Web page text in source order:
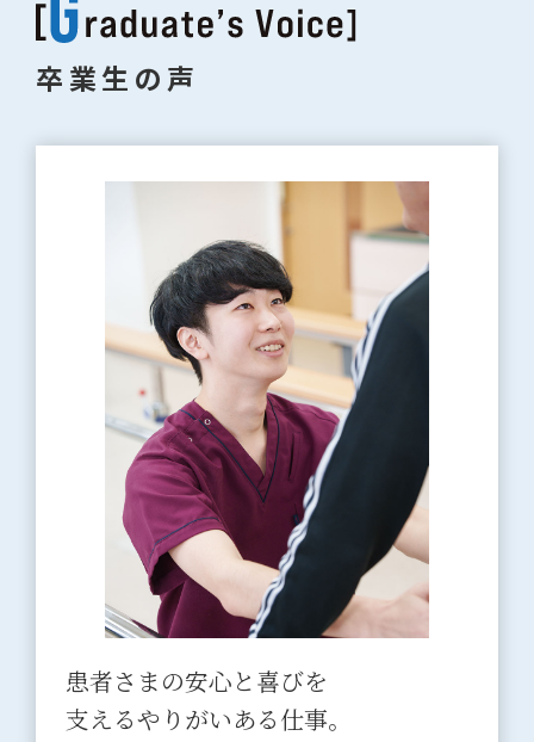
卒業生の声
患者さまの安心と喜びを
支えるやりがいある仕事。